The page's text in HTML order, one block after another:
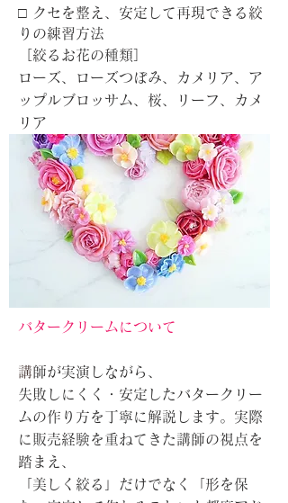
□ クセを整え、安定して再現できる絞
りの練習方法
［絞るお花の種類］
ローズ、ローズつぼみ、カメリア、ア
ップルブロッサム、桜、リーフ、カメ
リア
バタークリームについて
​講師が実演しながら、
失敗しにくく・安定したバタークリー
ムの作り方を丁寧に解説します。実際
に販売経験を重ねてきた講師の視点を
踏まえ、
「美しく絞る」だけでなく「形を保